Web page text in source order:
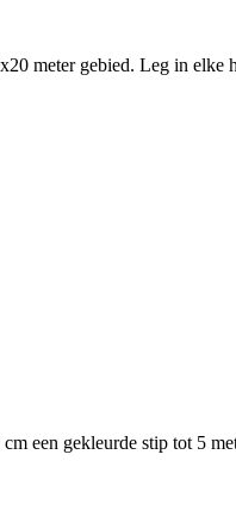
meter gebied. Leg in
een gekleurde stip tot 5